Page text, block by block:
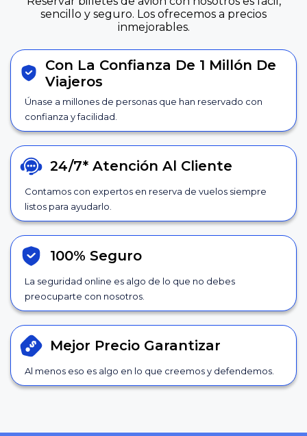
sencillo y seguro. Los ofrecemos a precios
inmejorables.
Con La Confianza De 1 Millón De
Viajeros
Únase a millones de personas que han reservado con
confianza y facilidad.
24/7* Atención Al Cliente
Contamos con expertos en reserva de vuelos siempre
listos para ayudarlo.
100% Seguro
La seguridad online es algo de lo que no debes
preocuparte con nosotros.
Mejor Precio Garantizar
Al menos eso es algo en lo que creemos y defendemos.